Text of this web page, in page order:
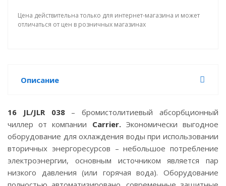
Цена действительна только для интернет-магазина и может
отличаться от цен в розничных магазинах
Описание
16 JL/JLR 038– бромистолитиевый абсорбционный
чиллер от компании Carrier. Экономически выгодное
оборудование для охлаждения воды при использовании
вторичных энергоресурсов – небольшое потребление
электроэнергии, основным источником является пар
низкого давления (или горячая вода). Оборудование